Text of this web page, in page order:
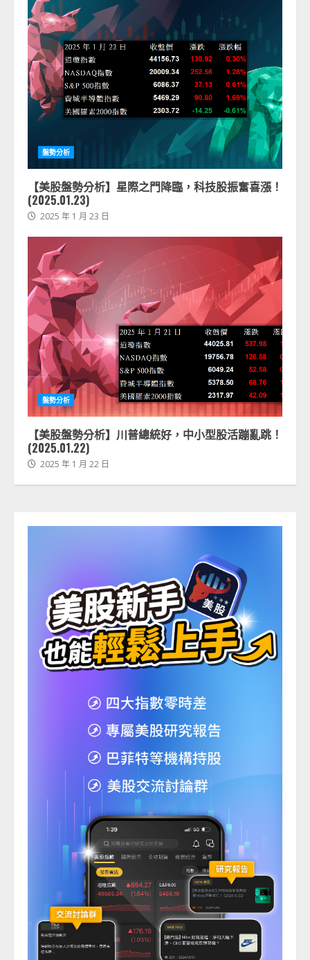
盤勢分析
【美股盤勢分析】星際之門降臨，科技股振奮喜漲！
(2025.01.23)
2025 年 1 月 23 日
盤勢分析
【美股盤勢分析】川普總統好，中小型股活蹦亂跳！
(2025.01.22)
2025 年 1 月 22 日